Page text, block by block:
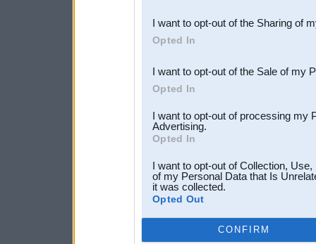
Downstream Participants
third parties.
I want to opt-out of the Sharing of
Opted In
I want to opt-out of the Sale of my
Opted In
I want to opt-out of processing my
Advertising.
Opted In
I want to opt-out of Collection,
of my Personal Data that Is
it was collected.
Opted Out
CONFIRM